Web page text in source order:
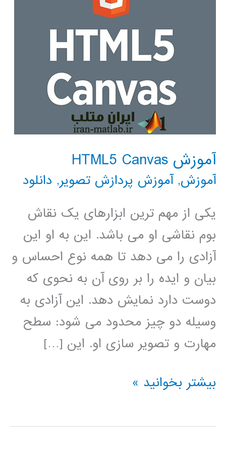
آموزش HTML5 Canvas
آموزش,آموزش پردازش تصویر, دانلود
یکی از مهم ترین ابزارهای یک نقاش
بوم نقاشی او می باشد. این به او این
آزادی را می دهد تا همه نوع احساس و
بیان و ایده را بر روی آن به نحوی که
دوست دارد نمایش دهد. این آزادی به
وسیله دو چیز محدود می شود: سطح
مهارت و تصویر سازی او. این […]
آموزش
Canvas
بیشتر بخوانید »